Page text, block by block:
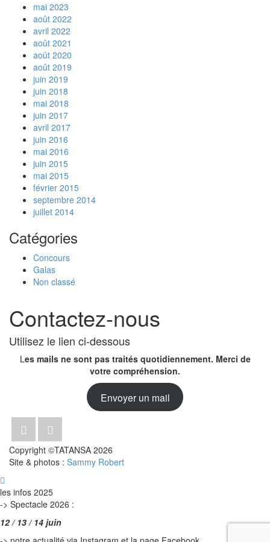
mai 2023
août 2022
avril 2022
août 2021
août 2020
août 2019
juin 2019
juin 2018
mai 2018
juin 2017
avril 2017
juin 2016
mai 2016
juin 2015
mai 2015
février 2015
septembre 2014
juillet 2014
Catégories
Concours
Galas
Non classé
Contactez-nous
Utilisez le lien ci-dessous
Les mails ne sont pas traités quotidiennement. Merci de
votre compréhension.
Envoyer un mail
Copyright ©TATANSA 2026
Site & photos : Sammy Robert
les infos 2025
-> Spectacle 2026 :
12 / 13 / 14 juin